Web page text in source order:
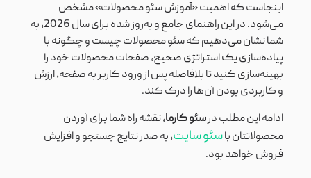
اینجاست که اهمیت «آموزش سئو محصولات» مشخص
می‌شود. در این راهنمای جامع و به‌روز شده برای سال 2026، به
شما نشان می‌دهیم که سئو محصولات چیست و چگونه با
پیاده‌سازی یک استراتژی صحیح، صفحات محصولات خود را
بهینه‌سازی کنید تا بلافاصله پس از ورود کاربر به صفحه، ارزش
و کاربردی بودن آن‌ها را درک کند.
ادامه این مطلب درسئو کارما، نقشه راه شما برای آوردن
محصولاتتان باسئو سایت، به صدر نتایج جستجو و افزایش
فروش خواهد بود.